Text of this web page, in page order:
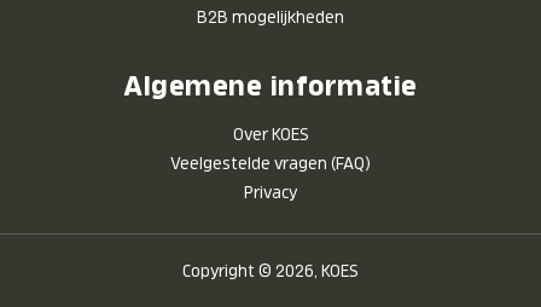
B2B mogelijkheden
Algemene informatie
Over KOES
Veelgestelde vragen (FAQ)
Privacy
Copyright © 2026, KOES